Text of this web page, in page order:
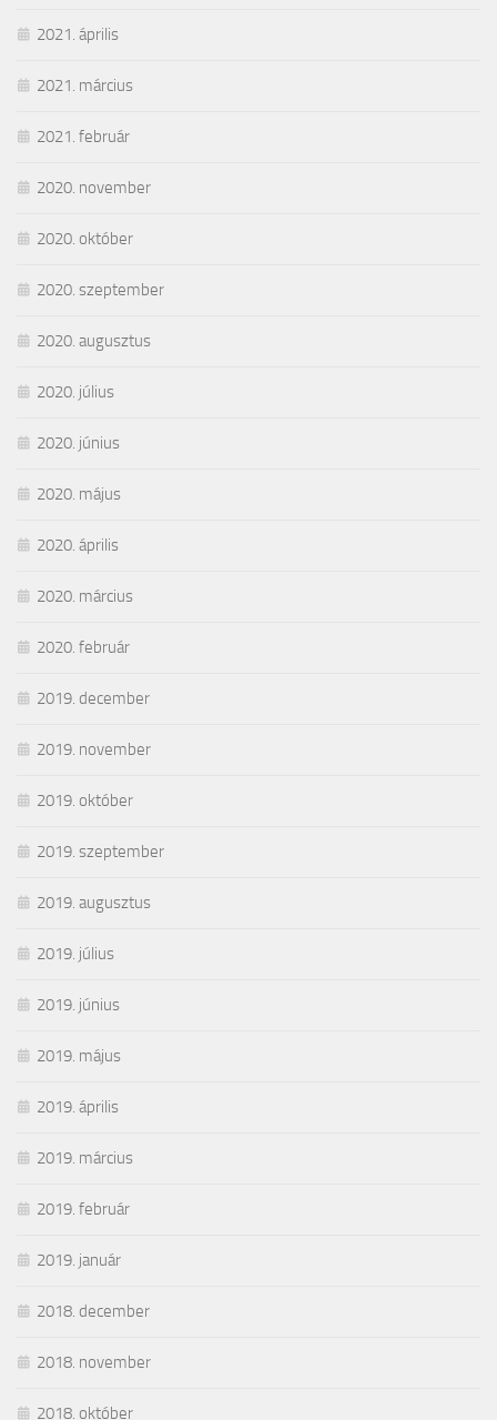
2021. április
2021. március
2021. február
2020. november
2020. október
2020. szeptember
2020. augusztus
2020. július
2020. június
2020. május
2020. április
2020. március
2020. február
2019. december
2019. november
2019. október
2019. szeptember
2019. augusztus
2019. július
2019. június
2019. május
2019. április
2019. március
2019. február
2019. január
2018. december
2018. november
2018. október